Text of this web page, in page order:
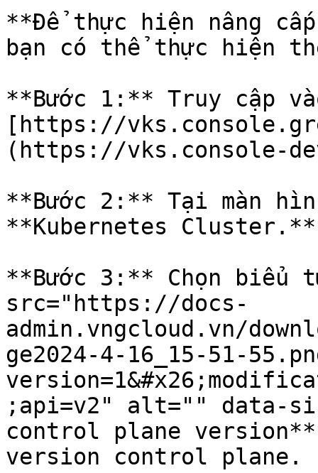
**Để thực hiện nâng
bạn có thể thực hiện
**Bước 1:** Truy cập
[https://
(https://vks.console-
**Bước 2:** Tại màn
**Kubernetes Cluster.**
**Bước 3:** Chọn biểu
src="https://docs-
admin.vngcloud.vn/
ge2024-4-16_15-51-
;api=v2" alt="" data-
control plane
version control plane.